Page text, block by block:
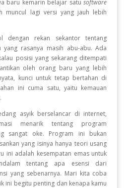
baru kemarin belajar satusoftware
muncul lagi versi yang jauh lebih
dengan rekan sekantor tentang
rasanya masih abu-abu. Ada
posisi yang sekarang ditempati
oleh orang baru yang lebih
kunci untuk tetap bertahan di
ini cuma satu, yaitu kemauan
asyik berselancar di internet,
menarik tentang program
sangat oke. Program ini bukan
yang isinya hanya teori usang
ini adalah kesempatan emas untuk
tentang apa esensi dari
yang sebenarnya. Mari kita coba
ini begitu penting dan kenapa kamu